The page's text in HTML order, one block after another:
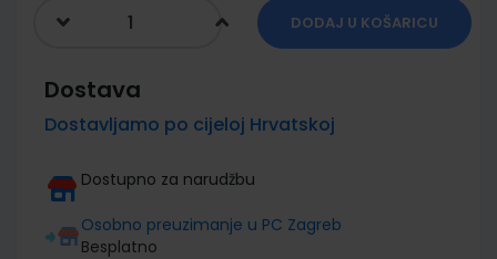
DODAJ U KOŠARICU
Dostava
Dostavljamo po cijeloj Hrvatskoj
Dostupno za narudžbu
Osobno preuzimanje u PC Zagreb
Besplatno